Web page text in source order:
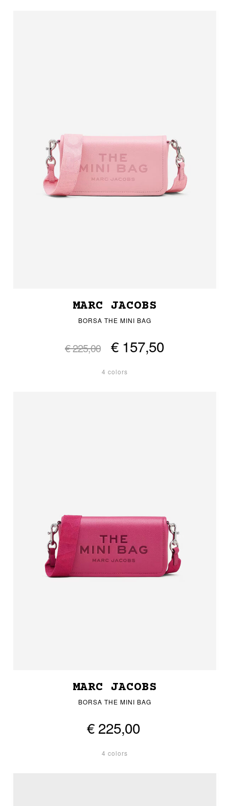
MARC JACOBS
BORSA THE MINI BAG
€ 225,00 € 157,50
4 colors
MARC JACOBS
BORSA THE MINI BAG
€ 225,00
4 colors